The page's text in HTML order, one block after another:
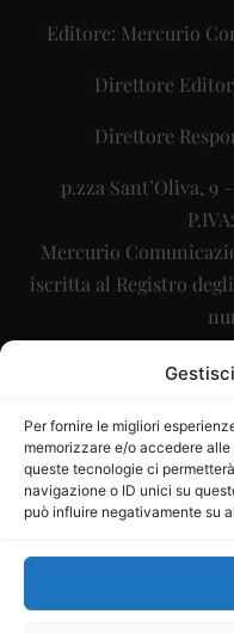
Per fornire le migliori
memorizzare e/o accedere
queste tecnologie ci
navigazione o ID unici su
può influire negativamente su
Editore: Mercurio
Direttore
Direttore
p.zza Sant’Oliva, 9
Mercurio
iscritta al Registro
Sito gestito daLa